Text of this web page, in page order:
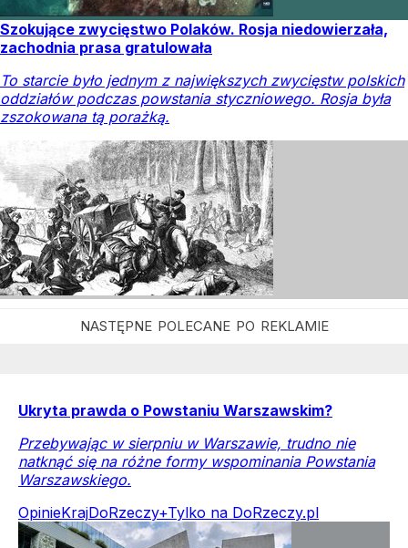
Szokujące zwycięstwo Polaków. Rosja niedowierzała,
zachodnia prasa gratulowała
To starcie było jednym z największych zwycięstw polskich
oddziałów podczas powstania styczniowego. Rosja była
zszokowana tą porażką.
Ukryta prawda o Powstaniu Warszawskim?
Przebywając w sierpniu w Warszawie, trudno nie
natknąć się na różne formy wspominania Powstania
Warszawskiego.
OpinieKrajDoRzeczy+Tylko na DoRzeczy.pl